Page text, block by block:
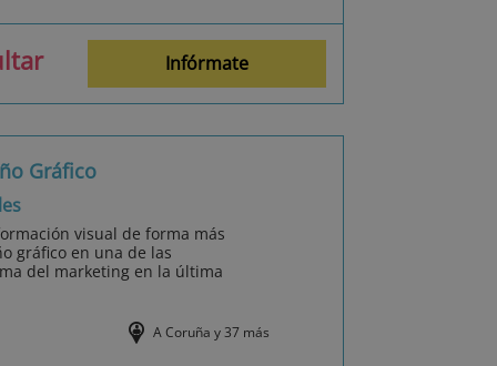
Infórmate
Gráfico
visual de forma más
gráfico en una de las
del marketing en la última
A Coruña y 37 más